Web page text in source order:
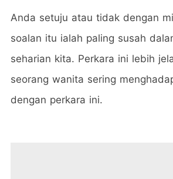
Anda setuju atau tidak dengan
soalan itu ialah paling susah
seharian kita. Perkara ini lebih
seorang wanita sering
dengan perkara ini.